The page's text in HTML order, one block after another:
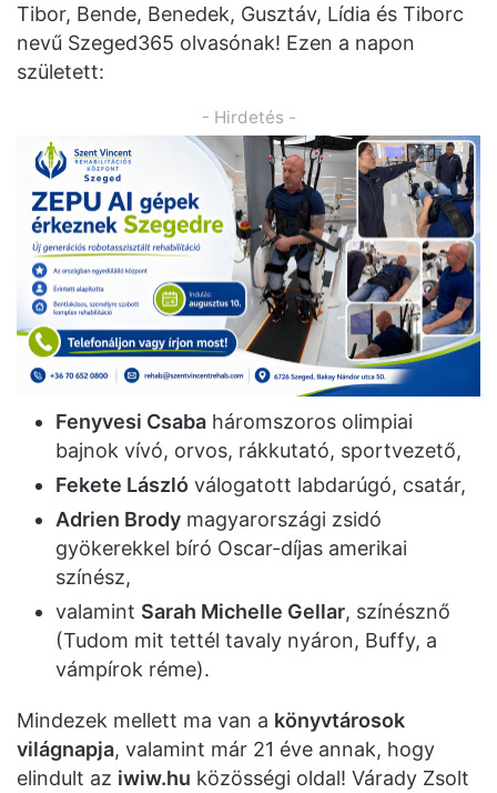
Tibor, Bende, Benedek, Gusztáv, Lídia és Tiborc
nevű Szeged365 olvasónak! Ezen a napon
született:
- Hirdetés -
Fenyvesi Csaba háromszoros olimpiai
bajnok vívó, orvos, rákkutató, sportvezető,
Fekete László válogatott labdarúgó, csatár,
Adrien Brody magyarországi zsidó
gyökerekkel bíró Oscar-díjas amerikai
színész,
valamint Sarah Michelle Gellar, színésznő
(Tudom mit tettél tavaly nyáron, Buffy, a
vámpírok réme).
Mindezek mellett ma van a könyvtárosok
világnapja, valamint már 21 éve annak, hogy
elindult az iwiw.hu közösségi oldal! Várady Zsolt